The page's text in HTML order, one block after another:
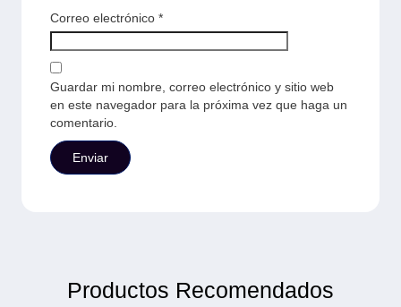
Correo electrónico *
Guardar mi nombre, correo electrónico y sitio web
en este navegador para la próxima vez que haga un
comentario.
Productos Recomendados